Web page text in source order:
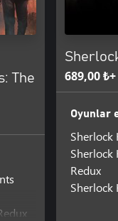
The
689,00 ₺+
Oyunlar
Sherlock
Sherlock
Redux
Sherlock